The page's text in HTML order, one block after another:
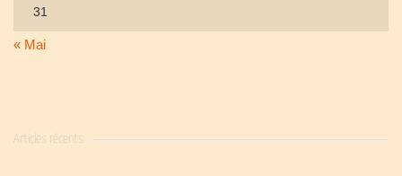
31
« Mai
Articles récents